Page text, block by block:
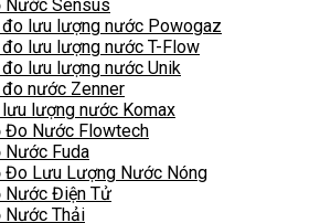
Nước Sensus
lưu lượng nước Powogaz
lưu lượng nước T-Flow
lưu lượng nước Unik
nước Zenner
lượng nước Komax
Đo Nước Flowtech
Fuda
Đo Lưu Lượng Nước Nóng
Nước Điện Tử
Nước Thải